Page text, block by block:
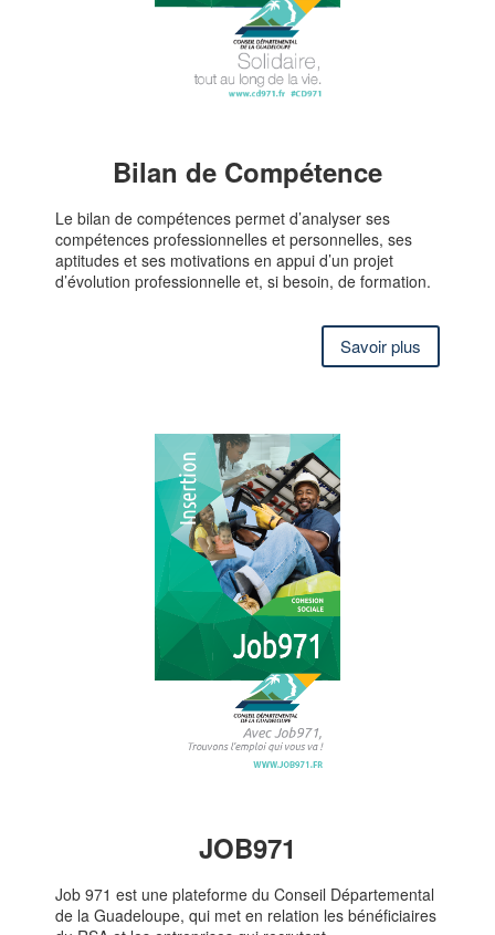
Bilan de Compétence
Le bilan de compétences permet d’analyser ses
compétences professionnelles et personnelles, ses
aptitudes et ses motivations en appui d’un projet
d’évolution professionnelle et, si besoin, de formation.
Savoir plus
JOB971
Job 971 est une plateforme du Conseil Départemental
de la Guadeloupe, qui met en relation les bénéficiaires